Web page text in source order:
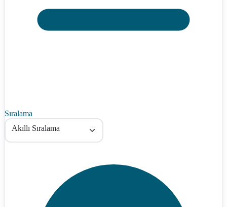
Sıralama
Akıllı Sıralama